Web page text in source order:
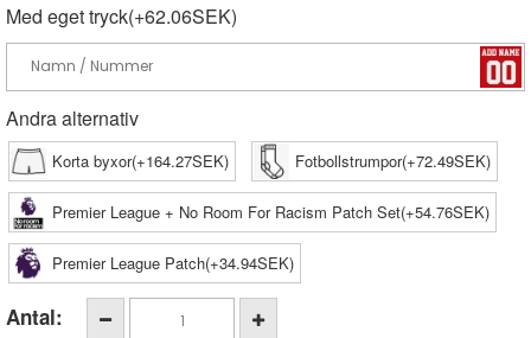
Med eget tryck(+62.06SEK)
Andra alternativ
Korta byxor(+164.27SEK) Fotbollstrumpor(+72.49SEK)
Premier League + No Room For Racism Patch Set(+54.76SEK)
Premier League Patch(+34.94SEK)
Antal: